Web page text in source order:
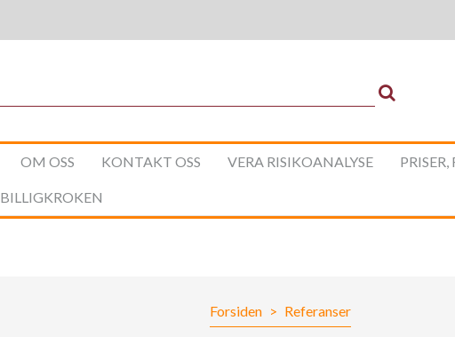
OM OSS KONTAKT OSS VERA RISIKOANALYSE
BILLIGKROKEN
Forsiden > Referanser